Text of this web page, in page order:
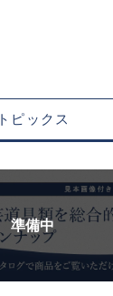
トピックス